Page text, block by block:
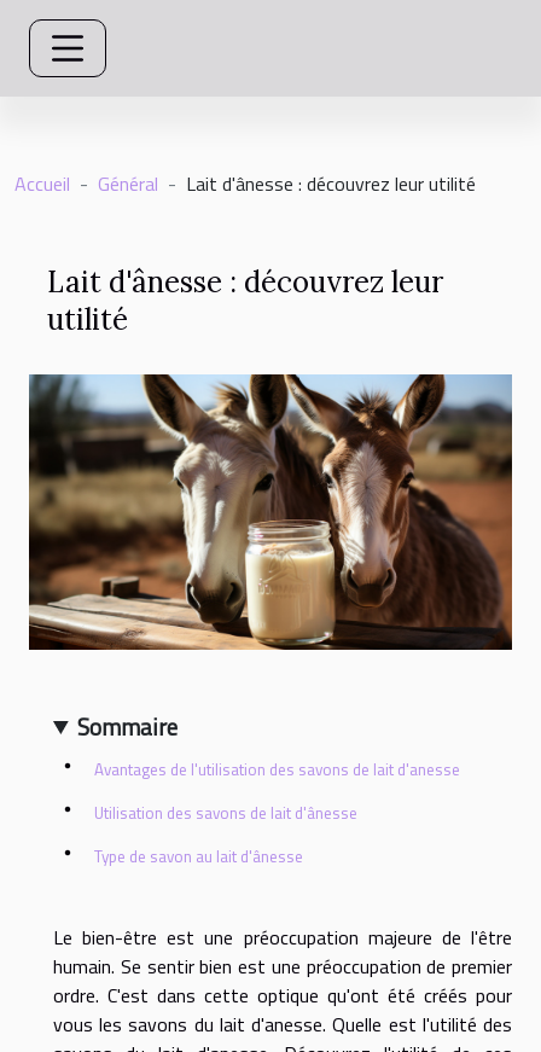
Accueil Général Lait d'ânesse : découvrez leur utilité
Lait d'ânesse : découvrez leur
utilité
Sommaire
Avantages de l'utilisation des savons de lait d'anesse
Utilisation des savons de lait d'ânesse
Type de savon au lait d'ânesse
Le bien-être est une préoccupation majeure de l'être
humain. Se sentir bien est une préoccupation de premier
ordre. C'est dans cette optique qu'ont été créés pour
vous les savons du lait d'anesse. Quelle est l'utilité des